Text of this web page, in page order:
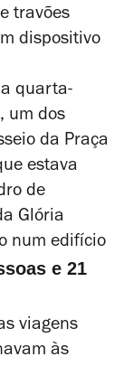
travões
dispositivo
quarta-
um dos
da Praça
estava
de
Glória
num edifício
e 21
viagens
às